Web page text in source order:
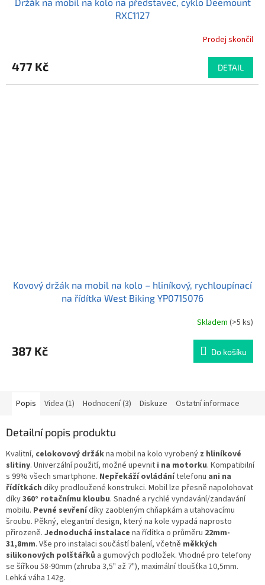
Držák na mobil na kolo na představec, cyklo Deemount
RXC1127
produktu
je
5,0
Prodej skončil
477 Kč DETAIL
Kovový držák na mobil na kolo – hliníkový, rychloupínací
na řídítka West Biking YP0715076
produktu
je
hvězdiček.
Skladem(>5 ks)
387 Kč Do košíku
Popis Videa (1) Hodnocení (3) Diskuze Ostatní informace
Detailní popis produktu
Kvalitní, celokovový držákna mobil na kolo vyrobený z hliníkové
slitiny. Univerzální použití, možné upevnit i na motorku. Kompatibilní
s 99% všech smartphone. Nepřekáží ovládánítelefonu ani na
řídítkách díky prodloužené konstrukci. Mobil lze přesně napolohovat
díky360° rotačnímu kloubu. Snadné a rychlé vyndavání/zandavání
mobilu. Pevné sevřenídíky zaobleným chňapkám a utahovacímu
šroubu. Pěkný, elegantní design, který na kole vypadá naprosto
přirozeně. Jednoduchá instalace na řídítka o průměru 22mm-
31,8mm. Vše pro instalaci součástí balení, včetně měkkých
silikonových polštářků a gumových podložek. Vhodné pro telefony
se šířkou 58-90mm (zhruba 3,5" až 7"), maximální tloušťka 10,5mm.
Lehká váha 142g.